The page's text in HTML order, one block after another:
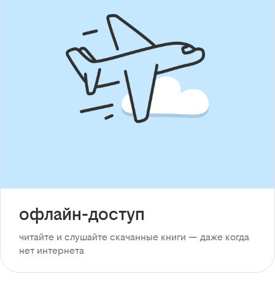
офлайн-доступ
читайте и слушайте скачанные книги — даже когда
нет интернета